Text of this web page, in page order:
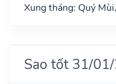
Xung tháng: Quý
Sao tốt 31/